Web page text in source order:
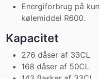
Energiforbrug på
kølemiddel R600.
Kapacitet
276 dåser af 33CL
168 dåser af 50CL